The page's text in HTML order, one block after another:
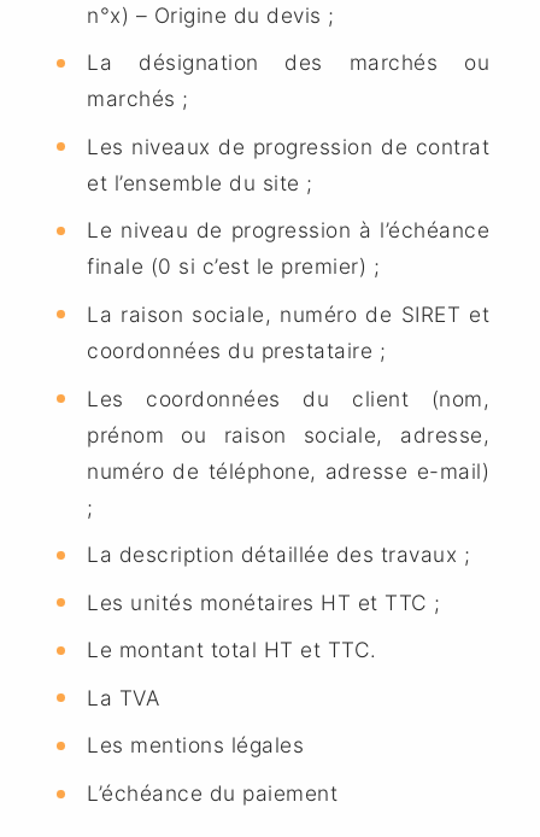
n°x) – Origine du devis ;
La désignation des marchés ou
marchés ;
Les niveaux de progression de contrat
et l’ensemble du site ;
Le niveau de progression à l’échéance
finale (0 si c’est le premier) ;
La raison sociale, numéro de SIRET et
coordonnées du prestataire ;
Les coordonnées du client (nom,
prénom ou raison sociale, adresse,
numéro de téléphone, adresse e-mail)
;
La description détaillée des travaux ;
Les unités monétaires HT et TTC ;
Le montant total HT et TTC.
La TVA
Les mentions légales
L’échéance du paiement